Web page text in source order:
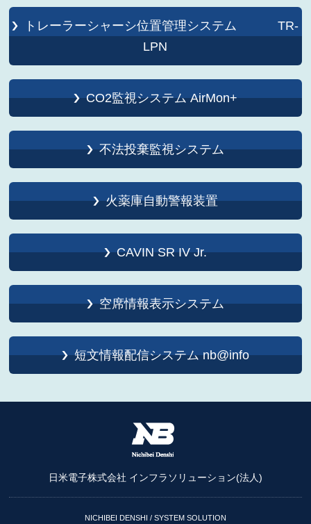
トレーラーシャーシ位置管理システム TR-
LPN
CO2監視システム AirMon+
不法投棄監視システム
火薬庫自動警報装置
CAVIN SR IV Jr.
空席情報表示システム
短文情報配信システム nb@info
日米電子株式会社 インフラソリューション(法人)
NICHIBEI DENSHI / SYSTEM SOLUTION